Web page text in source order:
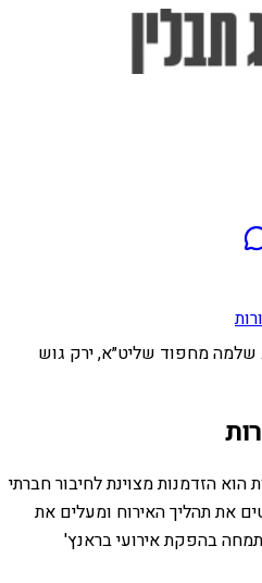
שלמה מחפוד שליט״א, ירק גוש
הזדמנות מצוינת לחיבור חברתי
את תהליך האירוח ומעלים את
בהפקת אירועי בראנץ'